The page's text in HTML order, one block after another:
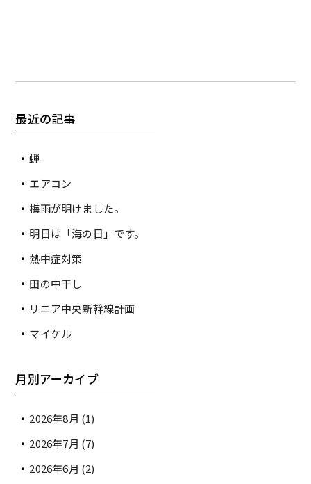
最近の記事
蝉
エアコン
梅雨が明けました。
明日は「海の日」です。
熱中症対策
田の中干し
リニア中央新幹線計画
マイケル
月別アーカイブ
2026年8月 (1)
2026年7月 (7)
2026年6月 (2)